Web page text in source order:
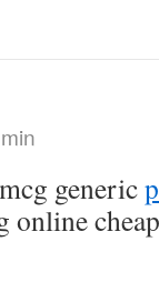
generic
online cheap